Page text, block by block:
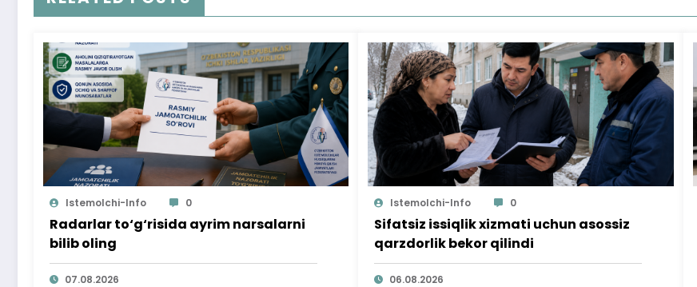
Istemolchi-Info 0
Radarlar to‘g‘risida ayrim narsalarni
bilib oling
07.08.2026
Istemolchi-Info 0
Sifatsiz issiqlik xizmati uchun asossiz
qarzdorlik bekor qilindi
06.08.2026